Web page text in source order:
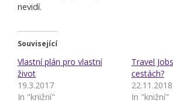
nevidí.
Související
Vlastní plán pro vlastní
život
19.3.2017
In "knižní"
Travel
cestách?
22.11.2018
In "knižní"